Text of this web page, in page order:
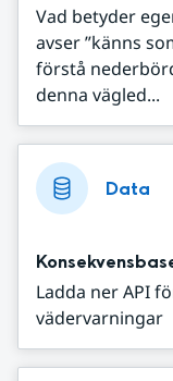
Vad betyder
avser ”känns
förstå
denna vägled...
Data
Ladda ner API
vädervarningar